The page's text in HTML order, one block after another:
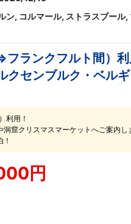
ン, コルマール, ストラスブール,
ンクフルト間）利
センブルク・ベル
利用！
窟クリスマスマーケットへご案内し
円